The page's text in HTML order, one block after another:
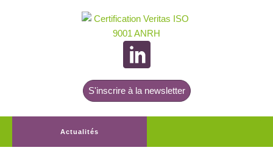
S'inscrire à la newsletter
Actualités